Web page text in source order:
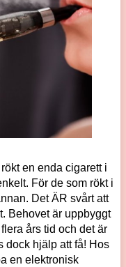
en enda cigarett i
För de som rökt i
Det ÄR svårt att
Behovet är uppbyggt
års tid och det är
dock hjälp att få! Hos
en elektronisk